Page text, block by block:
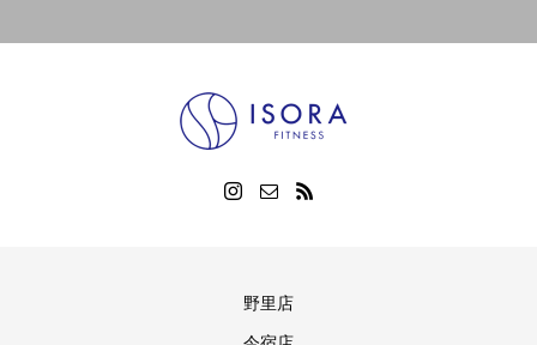
野里店